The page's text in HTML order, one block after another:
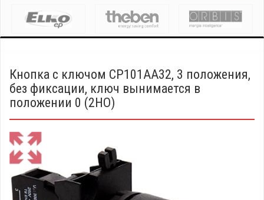
Кнопка с ключом CP101AA32, 3 положения,
без фиксации, ключ вынимается в
положении 0 (2НО)